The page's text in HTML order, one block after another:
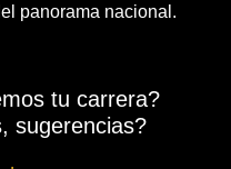
panorama nacional.
tu carrera?
sugerencias?